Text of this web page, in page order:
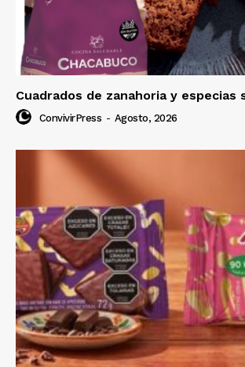
Cuadrados de zanahoria y especias
ConvivirPress - Agosto, 2026